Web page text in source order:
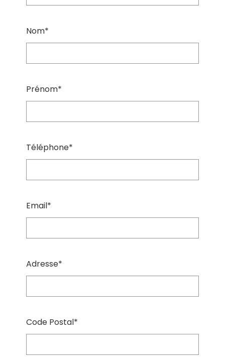
Nom*
Prénom*
Téléphone*
Email*
Adresse*
Code Postal*